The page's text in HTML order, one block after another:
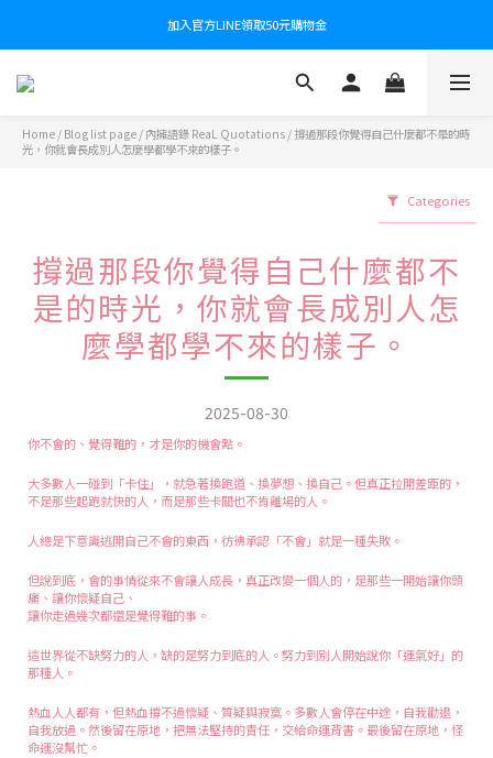
加入官方LINE領取50元購物金
Home / Blog list page / 內擁語錄 ReaL Quotations /撐過那段你覺得自己什麼都不是的時
光，你就會長成別人怎麼學都學不來的樣子。
Categories
撐過那段你覺得自己什麼都不
是的時光，你就會長成別人怎
麼學都學不來的樣子。
2025-08-30
你不會的、覺得難的，才是你的機會點。
大多數人一碰到「卡住」，就急著換跑道、換夢想、換自己。但真正拉開差距的，
不是那些起跑就快的人，而是那些卡關也不肯離場的人。
人總是下意識逃開自己不會的東西，彷彿承認「不會」就是一種失敗。
但說到底，會的事情從來不會讓人成長，真正改變一個人的，是那些一開始讓你頭
痛、讓你懷疑自己、
讓你走過幾次都還是覺得難的事。
這世界從不缺努力的人，缺的是努力到底的人。努力到別人開始說你「運氣好」的
那種人。
熱血人人都有，但熱血撐不過懷疑、質疑與寂寞。多數人會停在中途，自我勸退，
自我放過。然後留在原地，把無法堅持的責任，交給命運背書。最後留在原地，怪
命運沒幫忙。